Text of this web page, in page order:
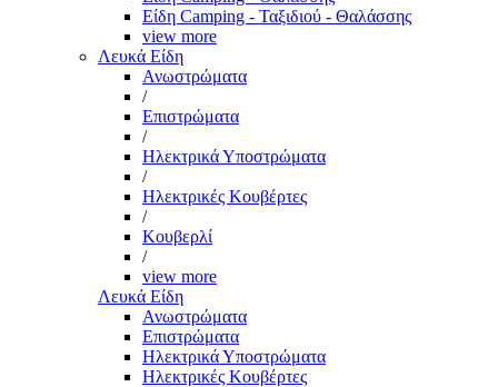
Είδη Camping - Ταξιδιού - Θαλάσσης
view more
Λευκά Είδη
Ανωστρώματα
/
Επιστρώματα
/
Ηλεκτρικά Υποστρώματα
/
Ηλεκτρικές Κουβέρτες
/
Κουβερλί
/
view more
Λευκά Είδη
Ανωστρώματα
Επιστρώματα
Ηλεκτρικά Υποστρώματα
Ηλεκτρικές Κουβέρτες